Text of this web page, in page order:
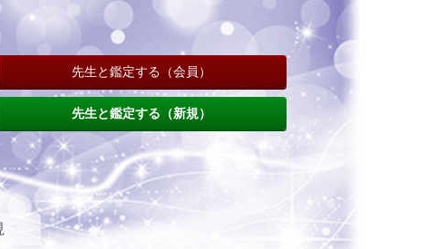
先生と鑑定する（会員）
先生と鑑定する（新規）